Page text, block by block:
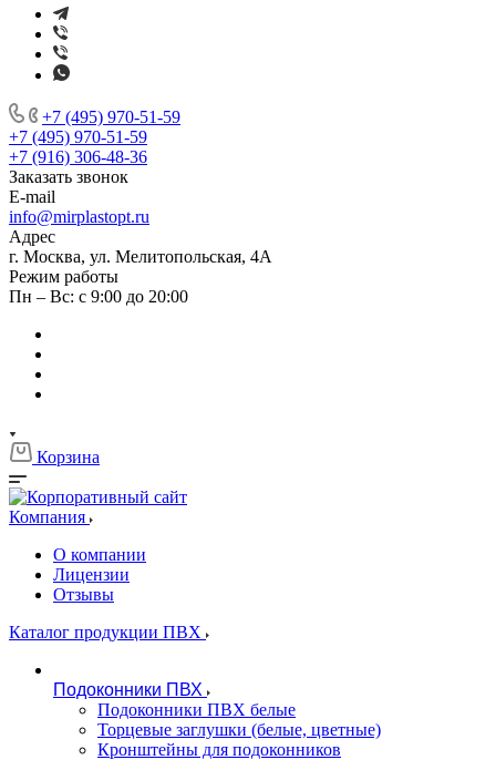
+7 (495) 970-51-59
+7 (495) 970-51-59
+7 (916) 306-48-36
Заказать звонок
E-mail
info@mirplastopt.ru
Адрес
г. Москва, ул. Мелитопольская, 4А
Режим работы
Пн – Вс: с 9:00 до 20:00
Корзина
Компания
О компании
Лицензии
Отзывы
Каталог продукции ПВХ
Подоконники ПВХ
Подоконники ПВХ белые
Торцевые заглушки (белые, цветные)
Кронштейны для подоконников